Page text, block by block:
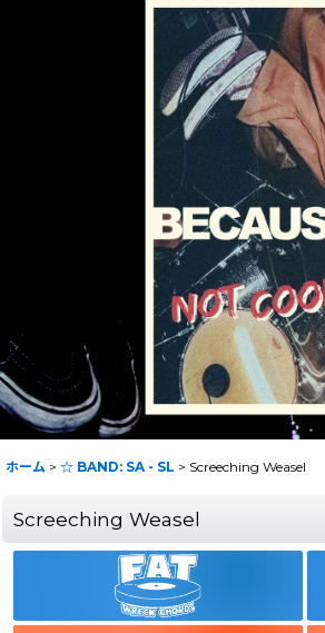
ホーム > ☆ BAND: SA - SL > Screeching Weasel
Screeching Weasel